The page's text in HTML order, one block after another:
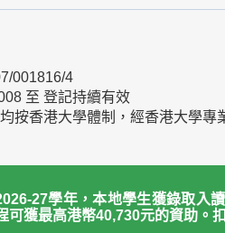
001816/4
至 登記持續有效
按香港大學體制，經香港大學專
27學年，本地學生獲錄取入
可獲最高港幣40,730元的資助。